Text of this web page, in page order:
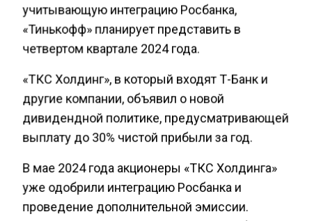
учитывающую интеграцию Росбанка,
«Тинькофф» планирует представить в
четвертом квартале 2024 года.
«ТКС Холдинг», в который входят Т-Банк и
другие компании, объявил о новой
дивидендной политике, предусматривающей
выплату до 30% чистой прибыли за год.
В мае 2024 года акционеры «ТКС Холдинга»
уже одобрили интеграцию Росбанка и
проведение дополнительной эмиссии.